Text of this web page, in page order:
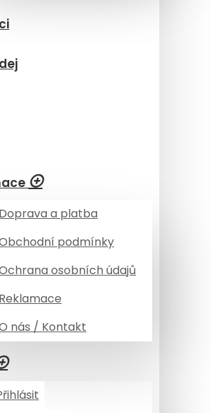
Doprava a platba
podmínky
osobních údajů
Reklamace
nás / Kontakt